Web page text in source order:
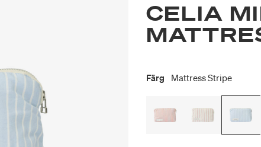
CELIA
Färg Mattress Stripe